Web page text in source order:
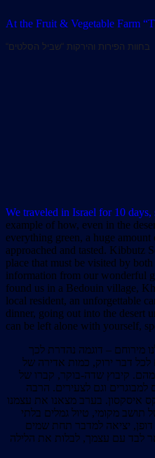
At the Fruit & Vegetable Farm
“בחוות הפירות והירקות “שביל הסלטים
We traveled in Israel for 10
example of how, even in the
everything green, a huge
approached and tasted. Kibbutz
place that must be visited by
information from our wonderful
found us in a Bedouin village,
local resident, an unforgettable
dinner, going out into the desert
can be left alone with yourself,
10 ימים, התחלנו מירוחם – דוגמה נהדרת לכך
דבר ירוק, כמות אדירה של
קיבוץ שדה-בוקר, קברו של
למבוגרים וגם לצעירים. הרבה
איסקסון. בערב מצאנו את עצמנו
תושב מקומי, טיול גמלים בלתי
דופן, יציאה למדבר תחת שמים
לבד עם עצמך, לבלות את הלילה